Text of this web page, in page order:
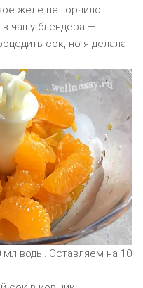
желе не горчило.
чашу блендера —
сок, но я делала
мл воды. Оставляем на 10